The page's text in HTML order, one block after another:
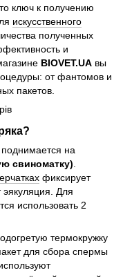
ключ к получению
искусственного
полученных
и
BIOVET.UA вы
от фантомов и
пакетов.
на
свиноматку)
фиксирует
эякуляция. Для
использовать 2
термокружку
для сбора спермы